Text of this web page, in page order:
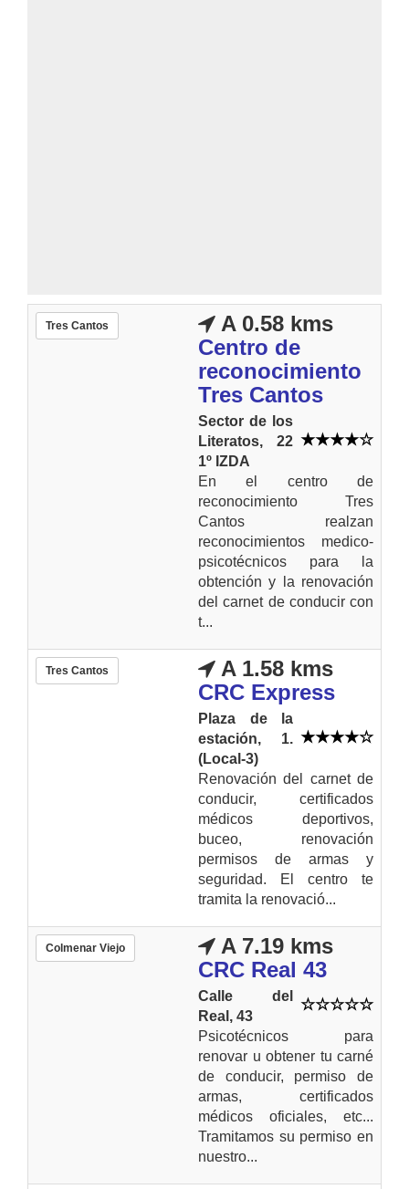
Tres Cantos
A 0.58 kms
Centro de
reconocimiento
Tres Cantos
Sector de los
Literatos, 22
1º IZDA
En el centro de
reconocimiento Tres
Cantos realzan
reconocimientos medico-
psicotécnicos para la
obtención y la renovación
del carnet de conducir con
t...
Tres Cantos
A 1.58 kms
CRC Express
Plaza de la
estación, 1.
(Local-3)
Renovación del carnet de
conducir, certificados
médicos deportivos,
buceo, renovación
permisos de armas y
seguridad. El centro te
tramita la renovació...
Colmenar Viejo
A 7.19 kms
CRC Real 43
Calle del
Real, 43
Psicotécnicos para
renovar u obtener tu carné
de conducir, permiso de
armas, certificados
médicos oficiales, etc...
Tramitamos su permiso en
nuestro...